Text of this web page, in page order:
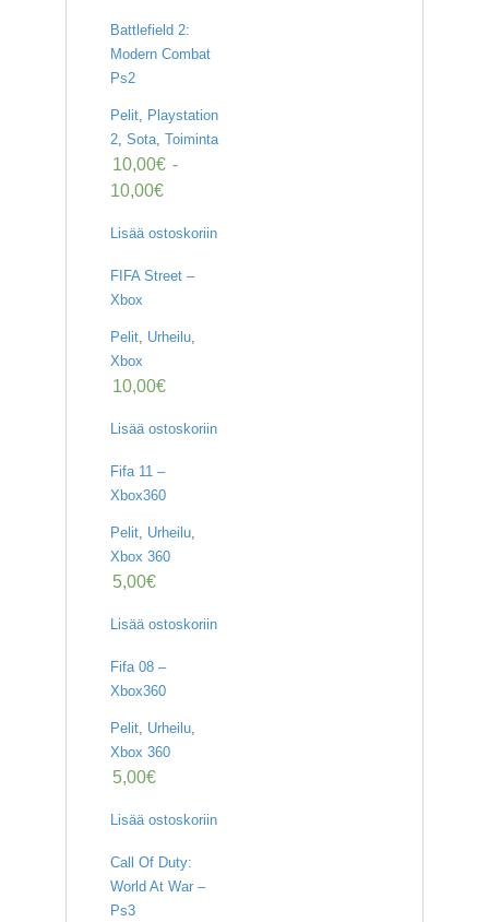
Battlefield 2:
Modern Combat
Ps2
Pelit, Playstation
2, Sota, Toiminta
10,00€ -
10,00€
Lisää ostoskoriin
FIFA Street –
Xbox
Pelit, Urheilu,
Xbox
10,00€
Lisää ostoskoriin
Fifa 11 –
Xbox360
Pelit, Urheilu,
Xbox 360
5,00€
Lisää ostoskoriin
Fifa 08 –
Xbox360
Pelit, Urheilu,
Xbox 360
5,00€
Lisää ostoskoriin
Call Of Duty:
World At War –
Ps3